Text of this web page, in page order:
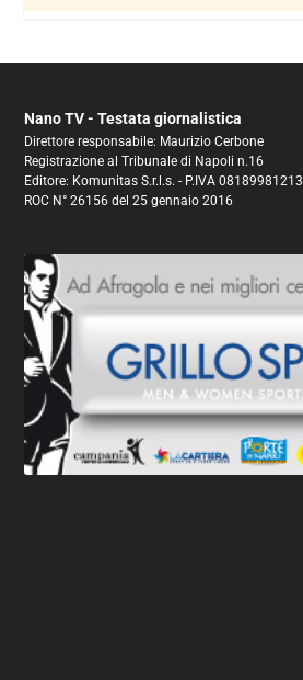
Nano TV - Testata giornalistica
Direttore responsabile: Maurizio Cerbone
Registrazione al Tribunale di Napoli n.16
Editore: Komunitas S.r.l.s. - P.IVA 08189981213
ROC N° 26156 del 25 gennaio 2016